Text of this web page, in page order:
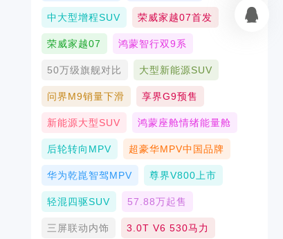
中大型增程SUV 荣威家越07首发
荣威家越07 鸿蒙智行双9系
50万级旗舰对比 大型新能源SUV
问界M9销量下滑 享界G9预售
新能源大型SUV 鸿蒙座舱情绪能量舱
后轮转向MPV 超豪华MPV中国品牌
华为乾崑智驾MPV 尊界V800上市
轻混四驱SUV 57.88万起售
三屏联动内饰 3.0T V6 530马力